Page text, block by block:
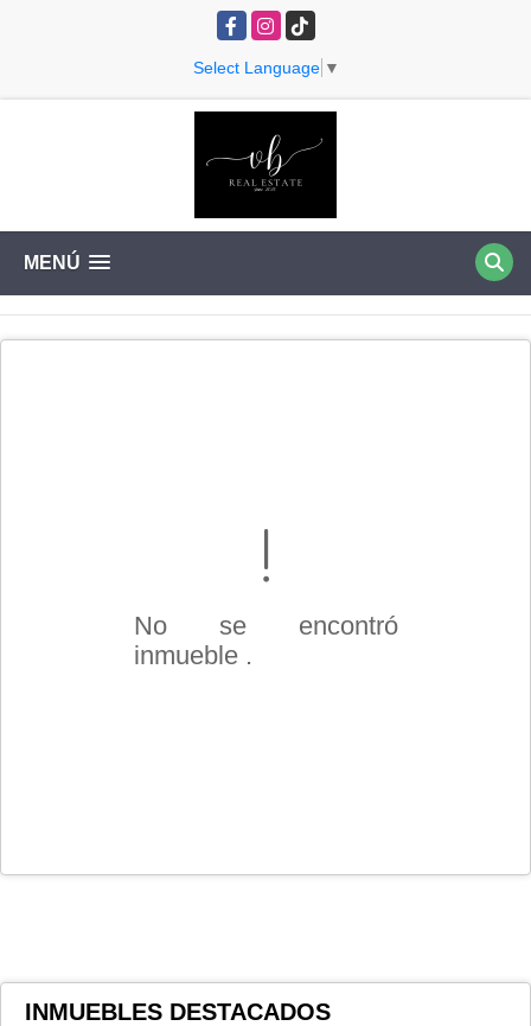
FacebookInstagram
TikTok
Select Language ▼
MENÚ
No se encontró
inmueble .
INMUEBLES DESTACADOS